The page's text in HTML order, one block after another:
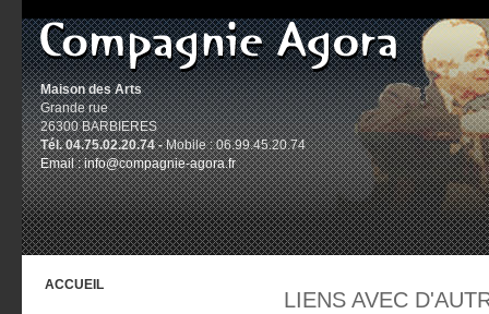
Maison des Arts
Grande rue
26300 BARBIERES
Tél. 04.75.02.20.74 -Mobile : 06.99.45.20.74
Email :info@compagnie-agora.fr
ACCUEIL
LIENS AVEC